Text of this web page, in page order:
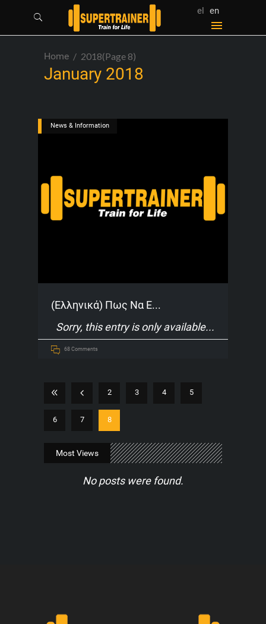
el en
Home 2018(Page 8)
January 2018
News & Information
(Ελληνικά) Πως Να Ε...
Sorry, this entry is only available
68 Comments
2 3 4 5
6 7 8
Most Views
No posts were found.